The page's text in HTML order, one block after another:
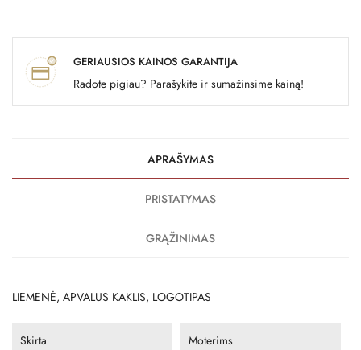
GERIAUSIOS KAINOS GARANTIJA
Radote pigiau? Parašykite ir sumažinsime kainą!
APRAŠYMAS
PRISTATYMAS
GRĄŽINIMAS
LIEMENĖ, APVALUS KAKLIS, LOGOTIPAS
Skirta Moterims